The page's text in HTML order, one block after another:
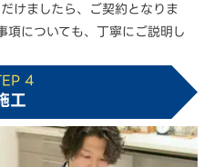
けましたら、ご契約となりま
項についても、丁寧にご説明し
4
工